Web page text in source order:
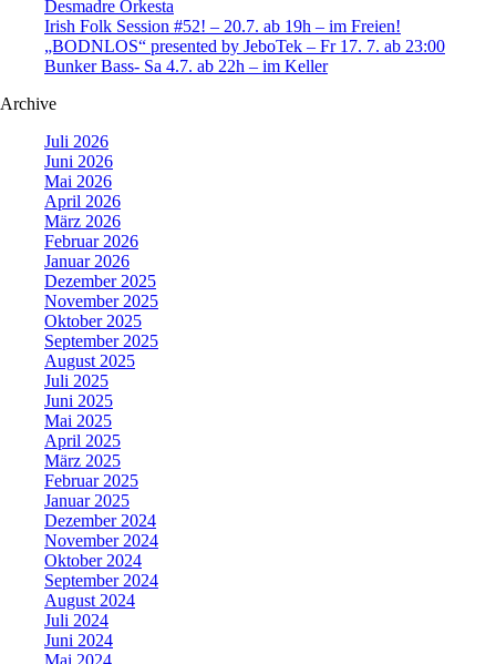
Desmadre Orkesta
Irish Folk Session #52! – 20.7. ab 19h – im Freien!
„BODNLOS“ presented by JeboTek – Fr 17. 7. ab 23:00
Bunker Bass- Sa 4.7. ab 22h – im Keller
Archive
Juli 2026
Juni 2026
Mai 2026
April 2026
März 2026
Februar 2026
Januar 2026
Dezember 2025
November 2025
Oktober 2025
September 2025
August 2025
Juli 2025
Juni 2025
Mai 2025
April 2025
März 2025
Februar 2025
Januar 2025
Dezember 2024
November 2024
Oktober 2024
September 2024
August 2024
Juli 2024
Juni 2024
Mai 2024